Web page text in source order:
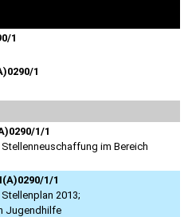
1
1
1/1
im Bereich
1/1
2013;
Jugendhilfe